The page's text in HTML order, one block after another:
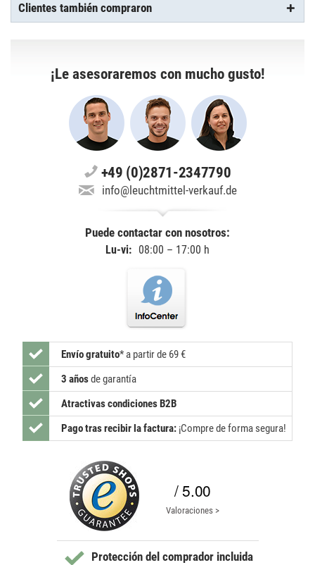
Clientes también compraron
¡Le asesoraremos con mucho gusto!
+49 (0)2871-2347790
info@leuchtmittel-verkauf.de
Puede contactar con nosotros:
Lu-vi: 08:00 – 17:00 h
Envío gratuito* a partir de 69 €
3 añosde garantía
Atractivas condiciones B2B
Pago tras recibir la factura: ¡Compre de forma segura!
/ 5.00
Valoraciones >
Protección del comprador incluida